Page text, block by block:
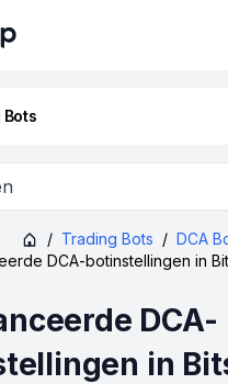
Bots
/ Trading Bots / DCA
DCA-botinstellingen in
DCA-
in